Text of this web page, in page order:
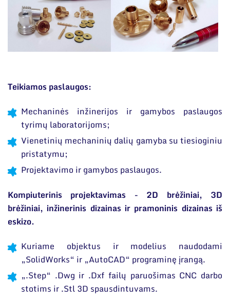
organizacijose bei asociacijose
Susisiekite su mumis
Teikiamos paslaugos:
Mechaninės inžinerijos ir gamybos paslaugos
tyrimų laboratorijoms;
Vienetinių mechaninių dalių gamyba su tiesioginiu
pristatymu;
Projektavimo ir gamybos paslaugos.
Kompiuterinis projektavimas - 2D brėžiniai, 3D
brėžiniai, inžinerinis dizainas ir pramoninis dizainas iš
eskizo.
Kuriame objektus ir modelius naudodami
„SolidWorks“ ir „AutoCAD“ programinę įrangą.
„.Step“ .Dwg ir .Dxf failų paruošimas CNC darbo
stotims ir .Stl 3D spausdintuvams.